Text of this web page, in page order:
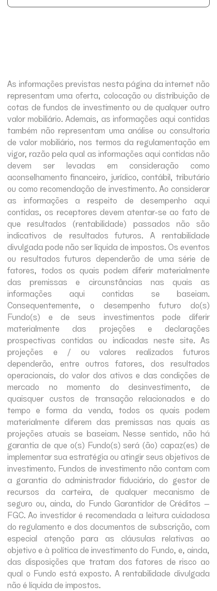
As informações previstas nesta página da internet não
representam uma oferta, colocação ou distribuição de
cotas de fundos de investimento ou de qualquer outro
valor mobiliário. Ademais, as informações aqui contidas
também não representam uma análise ou consultoria
de valor mobiliário, nos termos da regulamentação em
vigor, razão pela qual as informações aqui contidas não
devem ser levadas em consideração como
aconselhamento financeiro, jurídico, contábil, tributário
ou como recomendação de investimento. Ao considerar
as informações a respeito de desempenho aqui
contidas, os receptores devem atentar-se ao fato de
que resultados (rentabilidade) passados não são
indicativos de resultados futuros. A rentabilidade
divulgada pode não ser líquida de impostos. Os eventos
ou resultados futuros dependerão de uma série de
fatores, todos os quais podem diferir materialmente
das premissas e circunstâncias nas quais as
informações aqui contidas se baseiam.
Consequentemente, o desempenho futuro do(s)
Fundo(s) e de seus investimentos pode diferir
materialmente das projeções e declarações
prospectivas contidas ou indicadas neste site. As
projeções e / ou valores realizados futuros
dependerão, entre outros fatores, dos resultados
operacionais, do valor dos ativos e das condições de
mercado no momento do desinvestimento, de
quaisquer custos de transação relacionados e do
tempo e forma da venda, todos os quais podem
materialmente diferem das premissas nas quais as
projeções atuais se baseiam. Nesse sentido, não há
garantia de que o(s) Fundo(s) será (ão) capaz(es) de
implementar sua estratégia ou atingir seus objetivos de
investimento. Fundos de investimento não contam com
a garantia do administrador fiduciário, do gestor de
recursos da carteira, de qualquer mecanismo de
seguro ou, ainda, do Fundo Garantidor de Créditos –
FGC. Ao investidor é recomendada a leitura cuidadosa
do regulamento e dos documentos de subscrição, com
especial atenção para as cláusulas relativas ao
objetivo e à política de investimento do Fundo, e, ainda,
das disposições que tratam dos fatores de risco ao
qual o Fundo está exposto. A rentabilidade divulgada
não é líquida de impostos.